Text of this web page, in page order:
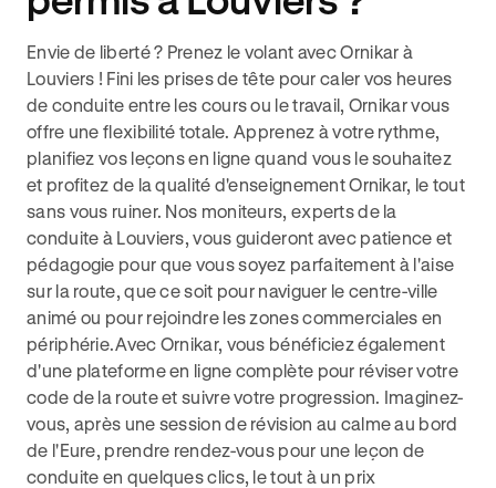
Envie de liberté ? Prenez le volant avec Ornikar à
Louviers ! Fini les prises de tête pour caler vos heures
de conduite entre les cours ou le travail, Ornikar vous
offre une flexibilité totale. Apprenez à votre rythme,
planifiez vos leçons en ligne quand vous le souhaitez
et profitez de la qualité d'enseignement Ornikar, le tout
sans vous ruiner. Nos moniteurs, experts de la
conduite à Louviers, vous guideront avec patience et
pédagogie pour que vous soyez parfaitement à l'aise
sur la route, que ce soit pour naviguer le centre-ville
animé ou pour rejoindre les zones commerciales en
périphérie.Avec Ornikar, vous bénéficiez également
d'une plateforme en ligne complète pour réviser votre
code de la route et suivre votre progression. Imaginez-
vous, après une session de révision au calme au bord
de l'Eure, prendre rendez-vous pour une leçon de
conduite en quelques clics, le tout à un prix